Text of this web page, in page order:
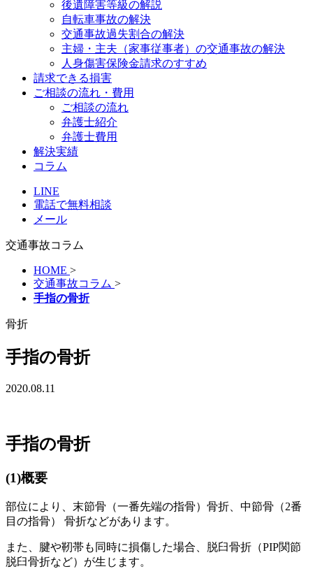
後遺障害等級の解説
自転車事故の解決
交通事故過失割合の解決
主婦・主夫（家事従事者）の交通事故の解決
人身傷害保険金請求のすすめ
請求できる損害
ご相談の流れ・費用
ご相談の流れ
弁護士紹介
弁護士費用
解決実績
コラム
LINE
電話で無料相談
メール
交通事故コラム
HOME >
交通事故コラム >
手指の骨折
骨折
手指の骨折
2020.08.11
手指の骨折
(1)概要
部位により、末節骨 （一番先端の指骨） 骨折、中節骨 （2番
目の指骨）
骨折などがあります。
また、腱や靭帯も同時に損傷した場合、脱臼骨折（PIP関節
脱臼骨折など） が生じます。